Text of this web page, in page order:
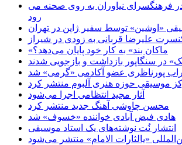
فرهنگسرای نیاوران به روی صحنه می
رود
«اوشین» توسط سفیر ژاپن در تهران
علیرضا قربانی به زودی در شیراز
«ماکان بند» به کار خود پایان می‌دهد؟
در سنگاپور بازداشت و بازجویی شدند
پورناظری عضو آکادمی «گرمی» شد
موسیقی حوزه هنری آلبوم منتشر کرد
آثار مجید انتظامی اجرا می‌شود
محسن چاوشی آهنگ جدید منتشر کرد
هادی فیض آبادی خواننده «خسوف» شد
انتشار نُت نوشته‌های یک استاد موسیقی
«یالثارات الامام» منتشر می‌شود